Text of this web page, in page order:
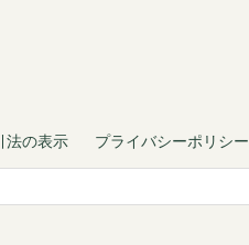
法の表示 プライバシーポリシー